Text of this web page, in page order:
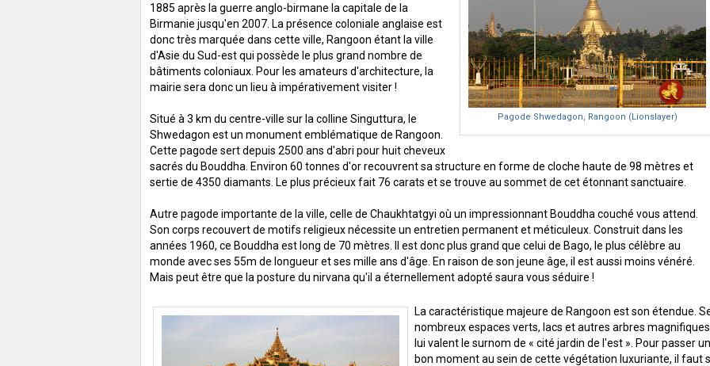
Pagode Shwedagon, Rangoon (Lionslayer)
1885 après la guerre anglo-birmane la capitale de la
Birmanie jusqu'en 2007. La présence coloniale anglaise est
donc très marquée dans cette ville, Rangoon étant la ville
d'Asie du Sud-est qui possède le plus grand nombre de
bâtiments coloniaux. Pour les amateurs d'architecture, la
mairie sera donc un lieu à impérativement visiter !
Situé à 3 km du centre-ville sur la colline Singuttura, le
Shwedagon est un monument emblématique de Rangoon.
Cette pagode sert depuis 2500 ans d'abri pour huit cheveux
sacrés du Bouddha. Environ 60 tonnes d'or recouvrent sa structure en forme de cloche haute de 98 mètres et
sertie de 4350 diamants. Le plus précieux fait 76 carats et se trouve au sommet de cet étonnant sanctuaire.
Autre pagode importante de la ville, celle de Chaukhtatgyi où un impressionnant Bouddha couché vous attend.
Son corps recouvert de motifs religieux nécessite un entretien permanent et méticuleux. Construit dans les
années 1960, ce Bouddha est long de 70 mètres. Il est donc plus grand que celui de Bago, le plus célèbre au
monde avec ses 55m de longueur et ses mille ans d'âge. En raison de son jeune âge, il est aussi moins vénéré.
Mais peut être que la posture du nirvana qu'il a éternellement adopté saura vous séduire !
La caractéristique majeure de Rangoon est son étendue.
nombreux espaces verts, lacs et autres arbres magnifiques
lui valent le surnom de « cité jardin de l'est ». Pour passer un
bon moment au sein de cette végétation luxuriante, il faut